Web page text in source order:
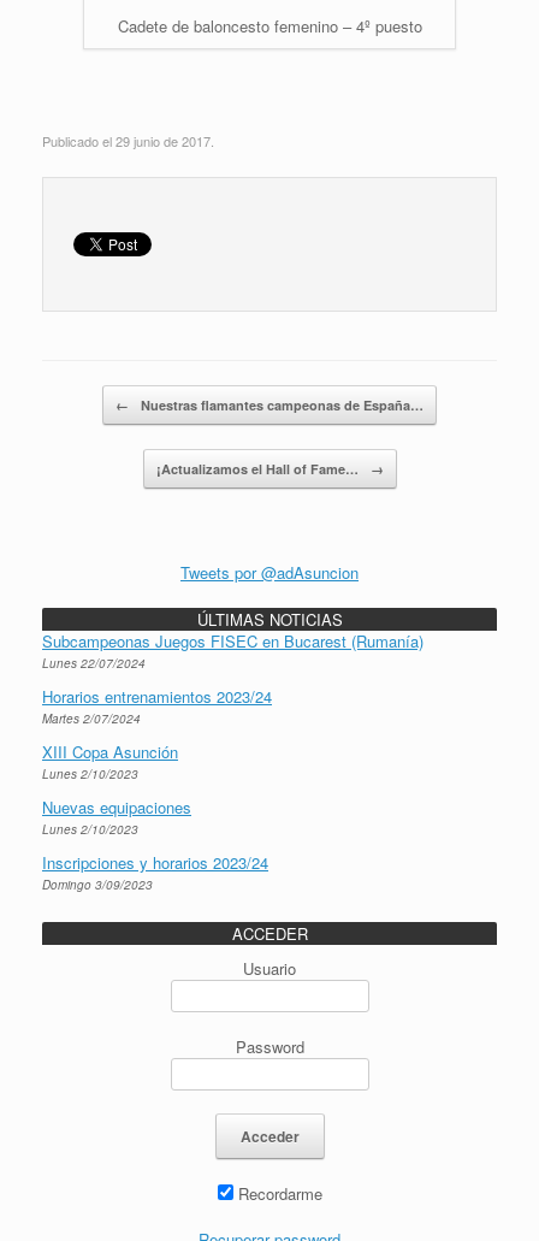
Cadete de baloncesto femenino – 4º puesto
Publicado el 29 junio de 2017.
← Nuestras flamantes campeonas de España…
¡Actualizamos el Hall of Fame… →
Tweets por @adAsuncion
ÚLTIMAS NOTICIAS
Subcampeonas Juegos FISEC en Bucarest (Rumanía)
Lunes 22/07/2024
Horarios entrenamientos 2023/24
Martes 2/07/2024
XIII Copa Asunción
Lunes 2/10/2023
Nuevas equipaciones
Lunes 2/10/2023
Inscripciones y horarios 2023/24
Domingo 3/09/2023
ACCEDER
Usuario
Password
Recordarme